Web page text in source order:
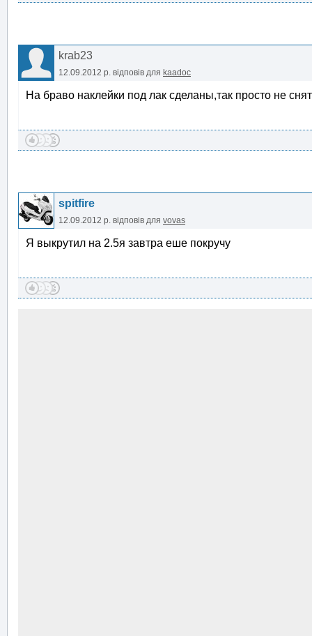
krab23
12.09.2012 р. відповів для kaadoc
На браво наклейки под лак сделаны,так просто не
spitfire
12.09.2012 р. відповів для vovas
Я выкрутил на 2.5я завтра еше покручу